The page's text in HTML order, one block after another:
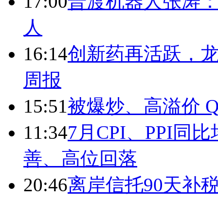
人
16:14创新药再活跃，
周报
15:51被爆炒、高溢价
11:347月CPI、PPI同
善、高位回落
20:46离岸信托90天补